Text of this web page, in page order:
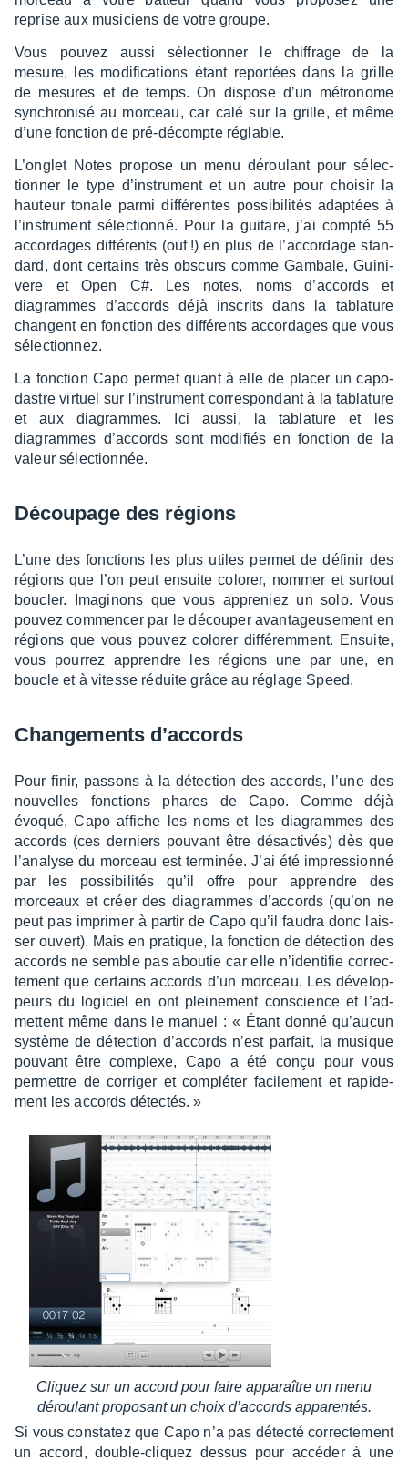
reprise aux musi­ciens de votre groupe.
Vous pouvez aussi sélec­tion­ner le chif­frage de la
mesure, les modi­fi­ca­tions étant repor­tées dans la grille
de mesures et de temps. On dispose d’un métro­nome
synchro­nisé au morceau, car calé sur la grille, et même
d’une fonc­tion de pré-décompte réglable.
L’on­glet Notes propose un menu dérou­lant pour sélec­
tion­ner le type d’ins­tru­ment et un autre pour choi­sir la
hauteur tonale parmi diffé­rentes possi­bi­li­tés adap­tées à
l’ins­tru­ment sélec­tionné. Pour la guitare, j’ai compté 55
accor­dages diffé­rents (ouf !) en plus de l’ac­cor­dage stan­
dard, dont certains très obscurs comme Gambale, Guini­
vere et Open C#. Les notes, noms d’ac­cords et
diagrammes d’ac­cords déjà inscrits dans la tabla­ture
changent en fonc­tion des diffé­rents accor­dages que vous
sélec­tion­nez.
La fonc­tion Capo permet quant à elle de placer un capo­
dastre virtuel sur l’ins­tru­ment corres­pon­dant à la tabla­ture
et aux diagrammes. Ici aussi, la tabla­ture et les
diagrammes d’ac­cords sont modi­fiés en fonc­tion de la
valeur sélec­tion­née.
Décou­page des régions
L’une des fonc­tions les plus utiles permet de défi­nir des
régions que l’on peut ensuite colo­rer, nommer et surtout
boucler. Imagi­nons que vous appre­niez un solo. Vous
pouvez commen­cer par le décou­per avan­ta­geu­se­ment en
régions que vous pouvez colo­rer diffé­rem­ment. Ensuite,
vous pour­rez apprendre les régions une par une, en
boucle et à vitesse réduite grâce au réglage Speed.
Chan­ge­ments d’ac­cords
Pour finir, passons à la détec­tion des accords, l’une des
nouvelles fonc­tions phares de Capo. Comme déjà
évoqué, Capo affiche les noms et les diagrammes des
accords (ces derniers pouvant être désac­ti­vés) dès que
l’ana­lyse du morceau est termi­née. J’ai été impres­sionné
par les possi­bi­li­tés qu’il offre pour apprendre des
morceaux et créer des diagrammes d’ac­cords (qu’on ne
peut pas impri­mer à partir de Capo qu’il faudra donc lais­
ser ouvert). Mais en pratique, la fonc­tion de détec­tion des
accords ne semble pas abou­tie car elle n’iden­ti­fie correc­
te­ment que certains accords d’un morceau. Les déve­lop­
peurs du logi­ciel en ont plei­ne­ment conscience et l’ad­
mettent même dans le manuel : « Étant donné qu’au­cun
système de détec­tion d’ac­cords n’est parfait, la musique
pouvant être complexe, Capo a été conçu pour vous
permettre de corri­ger et complé­ter faci­le­ment et rapi­de­
ment les accords détec­tés. »
Cliquez sur un accord pour faire appa­raître un menu
dérou­lant propo­sant un choix d’ac­cords appa­ren­tés.
Si vous consta­tez que Capo n’a pas détecté correc­te­ment
un accord, double-cliquez dessus pour accé­der à une